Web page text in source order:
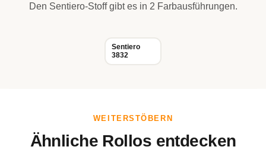
Den Sentiero-Stoff gibt es in 2 Farbausführungen.
Sentiero
3832
WEITERSTÖBERN
Ähnliche Rollos entdecken